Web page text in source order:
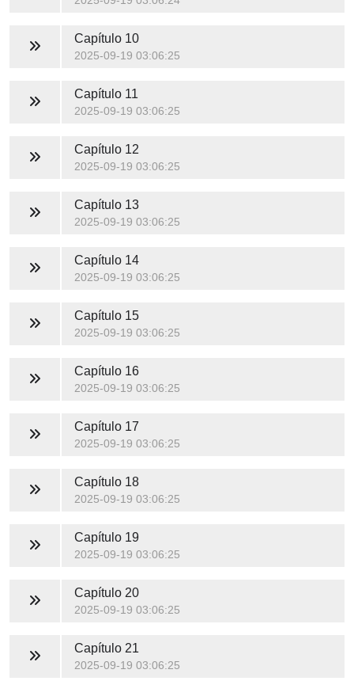
Capítulo 10
2025-09-19 03:06:25
Capítulo 11
2025-09-19 03:06:25
Capítulo 12
2025-09-19 03:06:25
Capítulo 13
2025-09-19 03:06:25
Capítulo 14
2025-09-19 03:06:25
Capítulo 15
2025-09-19 03:06:25
Capítulo 16
2025-09-19 03:06:25
Capítulo 17
2025-09-19 03:06:25
Capítulo 18
2025-09-19 03:06:25
Capítulo 19
2025-09-19 03:06:25
Capítulo 20
2025-09-19 03:06:25
Capítulo 21
2025-09-19 03:06:25